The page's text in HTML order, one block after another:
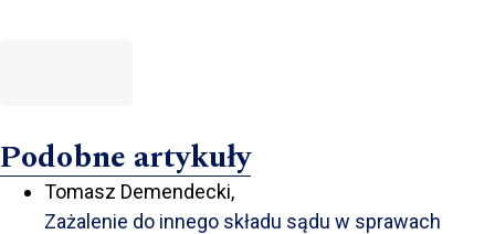
Podobne artykuły
Tomasz Demendecki,
Zażalenie do innego składu sądu w sprawach